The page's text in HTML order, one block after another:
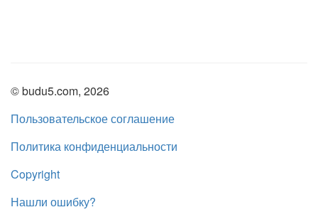
© budu5.com, 2026
Пользовательское соглашение
Политика конфиденциальности
Copyright
Нашли ошибку?